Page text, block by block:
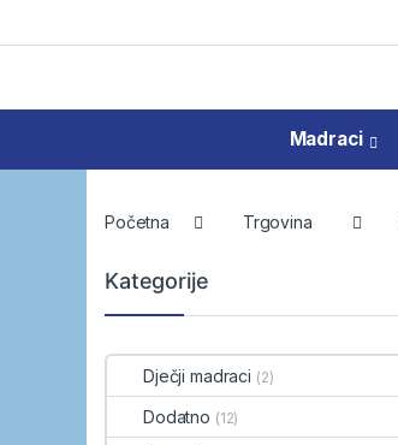
Madraci
Početna Trgovina
Kategorije
Dječji madraci (2)
Dodatno (12)